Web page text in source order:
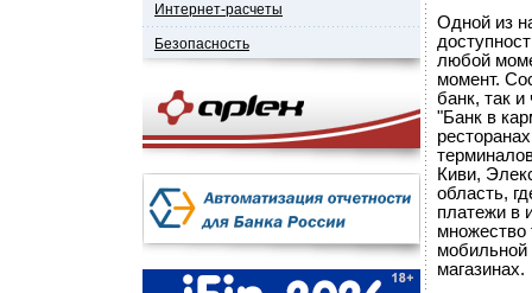
Интернет-расчеты
Безопасность
Одной из
любой
момент.
банк, так
"Банк в
Киви,
область,
платежи в
множество
мобильной
магазинах.